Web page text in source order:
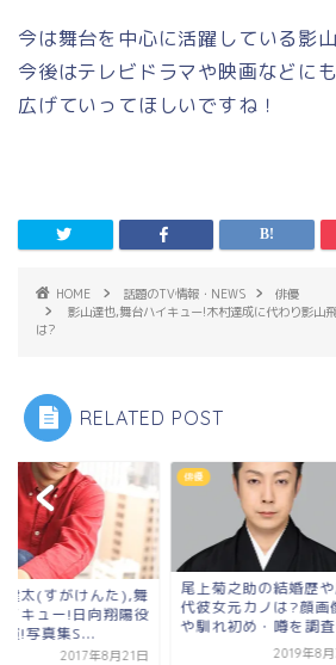
今は舞台を中心に活躍している影
今後はテレビドラマや映画などに
広げていってほしいですね！
HOME 話題のTV情報・NEWS
俳優
影山達也,舞台ハイキュー!木村達成に代わり影山
は?
RELATED POST
健太(すがけんた),舞
イキュー!日向翔陽役
演!写真集S...
2017年8月21日
俳優
尾上菊之助の結婚歴
代彼女元カノは?顔画
や馴れ初め・噂を調
2019年8